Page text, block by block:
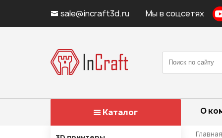
sale@incraft3d.ru Мы в соцсетях
Каталог О
Главная